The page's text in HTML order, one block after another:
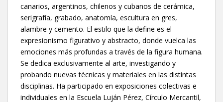
canarios, argentinos, chilenos y cubanos de cerámica,
serigrafía, grabado, anatomía, escultura en gres,
alambre y cemento. El estilo que la define es el
expresionismo figurativo y abstracto, donde vuelca las
emociones más profundas a través de la figura humana.
Se dedica exclusivamente al arte, investigando y
probando nuevas técnicas y materiales en las distintas
disciplinas. Ha participado en exposiciones colectivas e
individuales en la Escuela Luján Pérez, Círculo Mercantil,